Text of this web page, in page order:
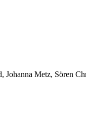
Johanna Metz, Sören